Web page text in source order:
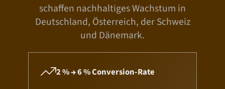
schaffen nachhaltiges Wachstum in
Deutschland, Österreich, der Schweiz
und Dänemark.
2 % → 6 % Conversion-Rate